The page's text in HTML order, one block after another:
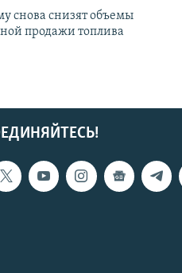
снова снизят объемы
продажи топлива